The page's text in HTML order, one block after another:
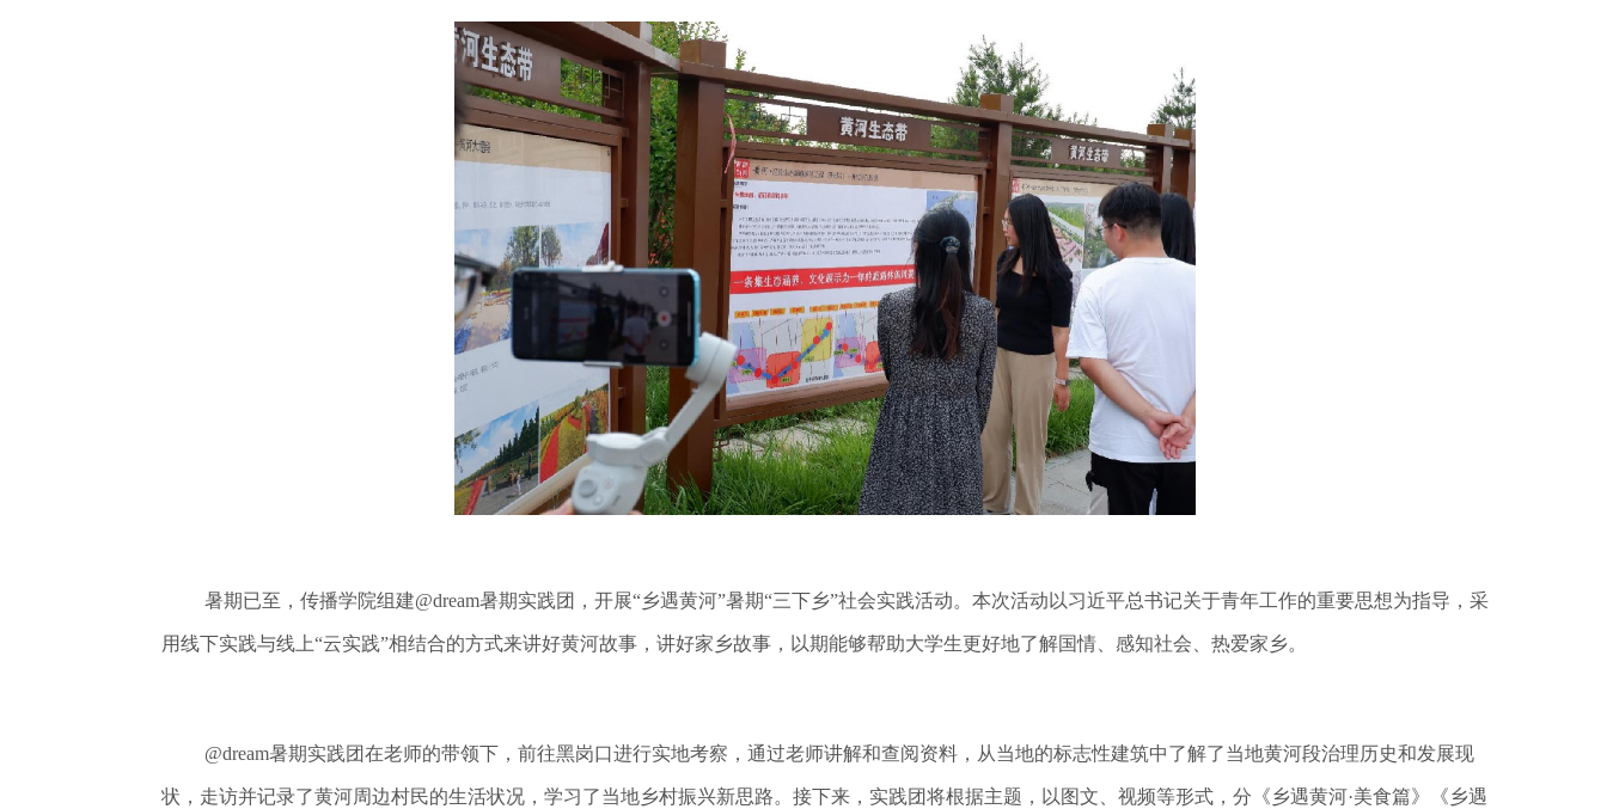
暑期已至，传播学院组建@dream暑期实践团，开展“乡遇黄河”暑期“三下乡”社会实践活动。本次活动以习近平总书记关于青年工作的重要思想为指导，采
用线下实践与线上“云实践”相结合的方式来讲好黄河故事，讲好家乡故事，以期能够帮助大学生更好地了解国情、感知社会、热爱家乡。
@dream暑期实践团在老师的带领下，前往黑岗口进行实地考察，通过老师讲解和查阅资料，从当地的标志性建筑中了解了当地黄河段治理历史和发展现
状，走访并记录了黄河周边村民的生活状况，学习了当地乡村振兴新思路。接下来，实践团将根据主题， 以图文、视频等形式，分《乡遇黄河·美食篇》《乡遇